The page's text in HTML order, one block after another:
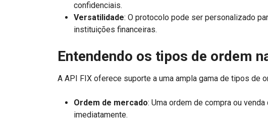
confidenciais.
Versatilidade: O protocolo pode ser personalizado
instituições financeiras.
Entendendo os tipos de ordem
A API FIX oferece suporte a uma ampla gama de tipos de
Ordem de mercado: Uma ordem de compra ou
imediatamente.